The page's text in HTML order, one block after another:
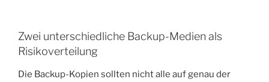
Zwei unterschiedliche Backup-Medien als
Risikoverteilung
Die Backup-Kopien sollten nicht alle auf genau der